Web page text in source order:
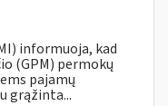
informuoja, kad
(GPM) permokų
pajamų
grąžinta...